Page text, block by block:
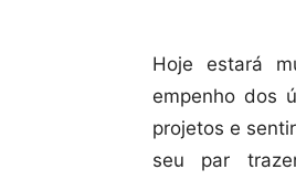
Hoje estará
empenho dos
projetos e
seu par